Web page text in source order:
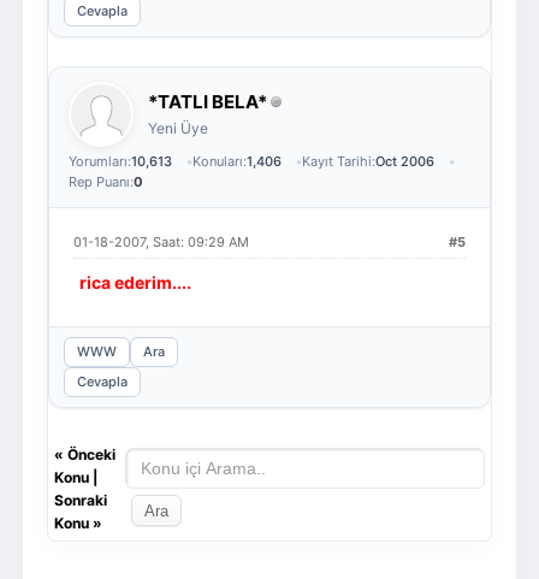
Cevapla
*TATLI BELA*
Yeni Üye
Yorumları:10,613 Konuları:1,406 Kayıt Tarihi:Oct 2006
Rep Puanı:0
#5
01-18-2007, Saat: 09:29 AM
rica ederim....
WWW
Ara
Cevapla
« Önceki
Konu|
Sonraki
Konu»